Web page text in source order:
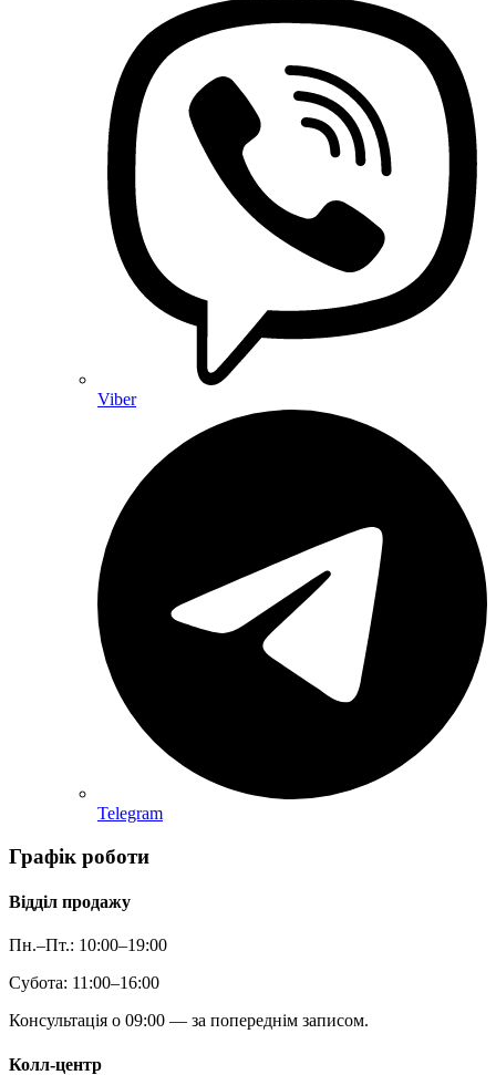
Viber
Telegram
Графік роботи
Відділ продажу
Пн.–Пт.: 10:00–19:00
Субота: 11:00–16:00
Консультація о 09:00 — за попереднім записом.
Колл-центр